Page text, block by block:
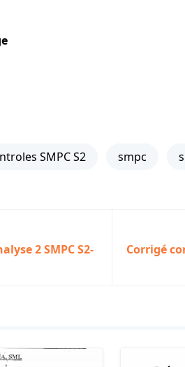
SMPC S2 smpc
2 SMPC S2-
Corrigé